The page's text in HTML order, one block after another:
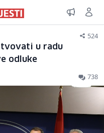
524
u radu
odluke
738